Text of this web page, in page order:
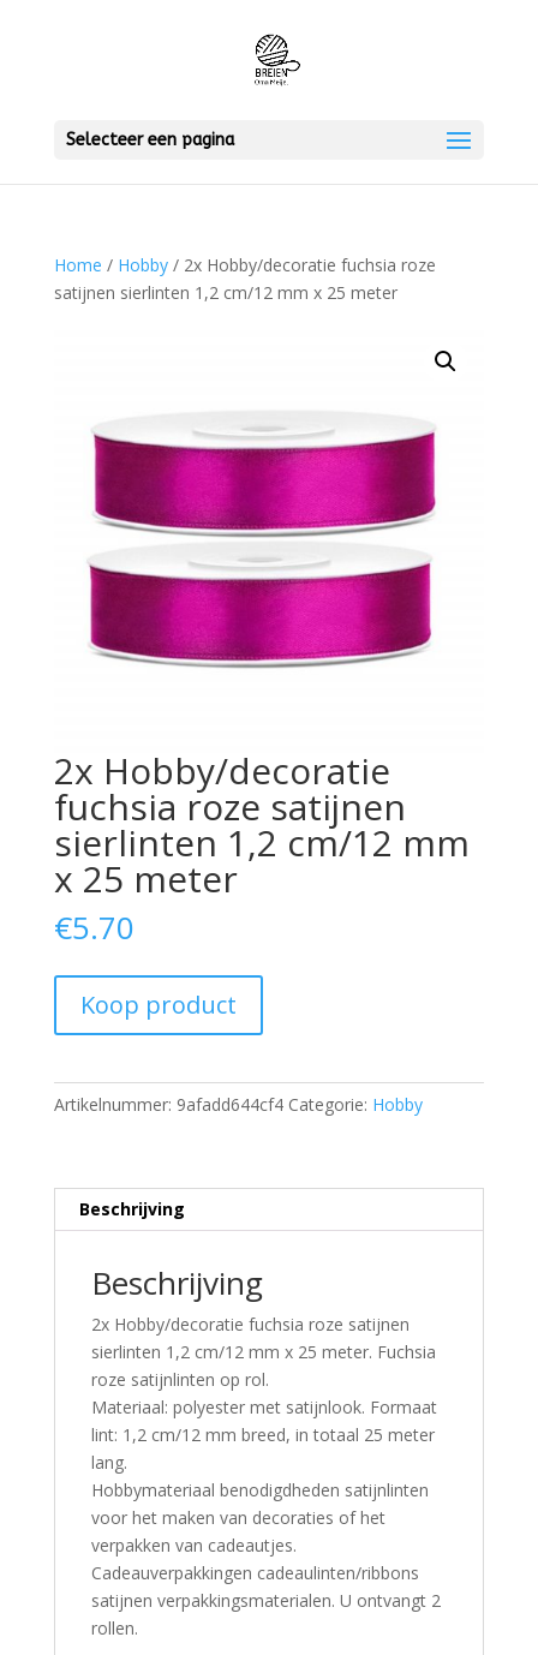
Selecteer een pagina
Home / Hobby/ 2x Hobby/decoratie fuchsia roze
satijnen sierlinten 1,2 cm/12 mm x 25 meter
2x Hobby/decoratie
fuchsia roze satijnen
sierlinten 1,2 cm/12 mm
x 25 meter
€5.70
Koop product
Artikelnummer: 9afadd644cf4 Categorie: Hobby
Beschrijving
Beschrijving
2x Hobby/decoratie fuchsia roze satijnen
sierlinten 1,2 cm/12 mm x 25 meter. Fuchsia
roze satijnlinten op rol.
Materiaal: polyester met satijnlook. Formaat
lint: 1,2 cm/12 mm breed, in totaal 25 meter
lang.
Hobbymateriaal benodigdheden satijnlinten
voor het maken van decoraties of het
verpakken van cadeautjes.
Cadeauverpakkingen cadeaulinten/ribbons
satijnen verpakkingsmaterialen. U ontvangt 2
rollen.